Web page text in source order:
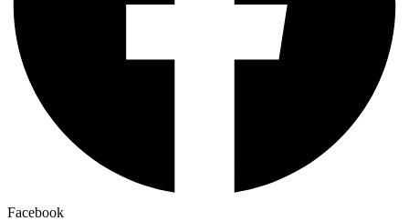
Facebook